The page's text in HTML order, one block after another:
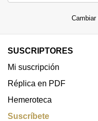
Cambiar
SUSCRIPTORES
Mi suscripción
Réplica en PDF
Hemeroteca
Suscríbete